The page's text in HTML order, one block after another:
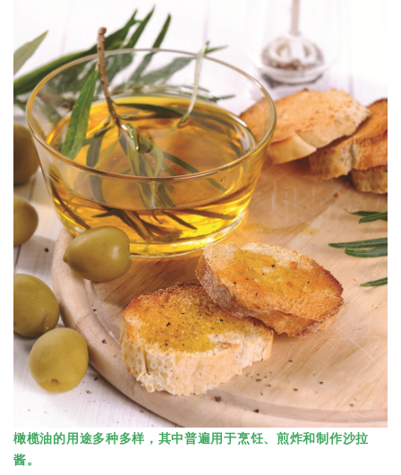
橄榄油的用途多种多样，其中普遍用于烹饪、煎炸和制作沙拉
酱。